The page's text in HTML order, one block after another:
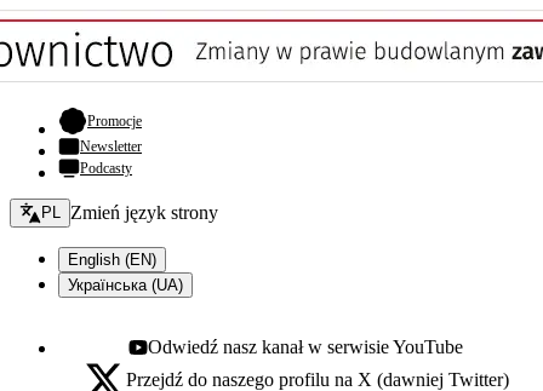
Promocje- otwiera się w nowej karcie
Newsletter
Podcasty
Zmień język - bieżący:
PL Zmień język strony
English (EN)
Українська (UA)
Youtube - otwiera się w nowej karcie
Odwiedź nasz kanał w serwisie YouTube
Przejdź do naszego profilu na X (dawniej Twitter)